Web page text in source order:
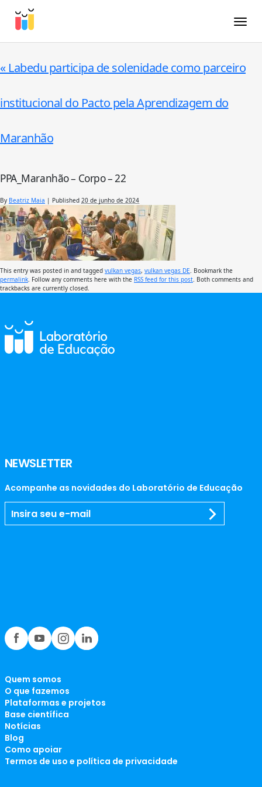
« Labedu participa de solenidade como parceiro
institucional do Pacto pela Aprendizagem do
Maranhão
PPA_Maranhão – Corpo – 22
By Beatriz Maia | Published 20 de junho de 2024
This entry was posted in and tagged vulkan vegas, vulkan vegas DE . Bookmark the
permalink . Follow any comments here with the RSS feed for this post . Both comments and
trackbacks are currently closed.
NEWSLETTER
Acompanhe as novidades do Laboratório de Educação
Quem somos
O que fazemos
Plataformas e projetos
Base científica
Notícias
Blog
Como apoiar
Termos de uso e política de privacidade